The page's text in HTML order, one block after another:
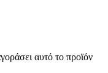
αυτό το προϊόν